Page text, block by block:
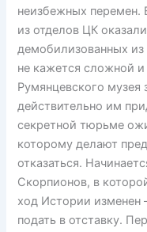
неизбежных перемен.
из отделов ЦК
демобилизованных
не кажется сложной
Румянцевского музея
действительно им
секретной тюрьме
которому делают
отказаться.
Скорпионов, в
ход Истории
подать в отставку.